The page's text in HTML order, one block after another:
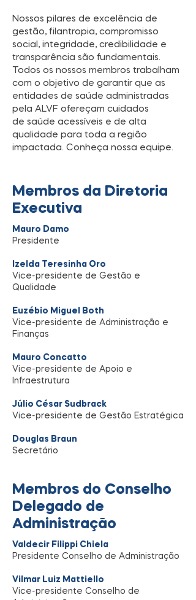
Nossos pilares de excelência de
gestão, filantropia, compromisso
social, integridade, credibilidade e
transparência são fundamentais.
Todos os nossos membros trabalham
com o objetivo de garantir que as
entidades de saúde administradas
pela ALVF ofereçam cuidados
de saúde acessíveis e de alta
qualidade para toda a região
impactada. Conheça nossa equipe.
Membros da Diretoria
Executiva
Mauro Damo
Presidente
Izelda Teresinha Oro
Vice-presidente de Gestão e
Qualidade
Euzébio Miguel Both
Vice-presidente de Administração e
Finanças
Mauro Concatto
Vice-presidente de Apoio e
Infraestrutura
Júlio César Sudbrack
Vice-presidente de Gestão Estratégica
Douglas Braun
Secretário
Membros do Conselho
Delegado de
Administração
Valdecir Filippi Chiela
Presidente Conselho de Administração
Vilmar Luiz Mattiello
Vice-presidente Conselho de